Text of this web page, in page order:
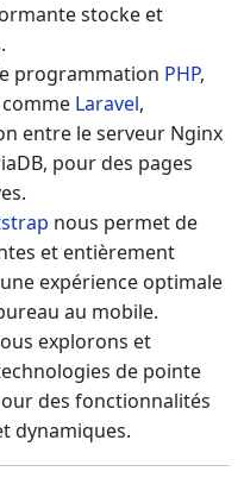
stocke et
programmation PHP,
Laravel,
entre le serveur Nginx
pour des pages
nous permet de
et entièrement
expérience optimale
au mobile.
explorons et
de pointe
des fonctionnalités
dynamiques.